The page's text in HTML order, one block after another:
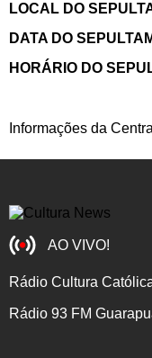
LOCAL DO
DATA DO
HORÁRIO DO
Informações da
AO VIVO!
Rádio Cultura
Rádio 93 FM